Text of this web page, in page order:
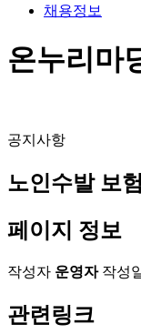
채용정보
온누리마
공지사항
노인수발 보
페이지 정보
작성자 운영자 작성
관련링크